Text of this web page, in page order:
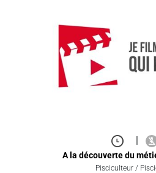
A la découverte du
Pisciculteur /